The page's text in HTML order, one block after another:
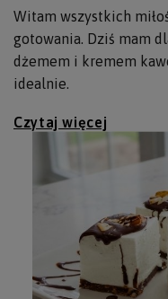
Witam wszystkich
gotowania. Dziś mam
dżemem i kremem
idealnie.
Czytaj więcej